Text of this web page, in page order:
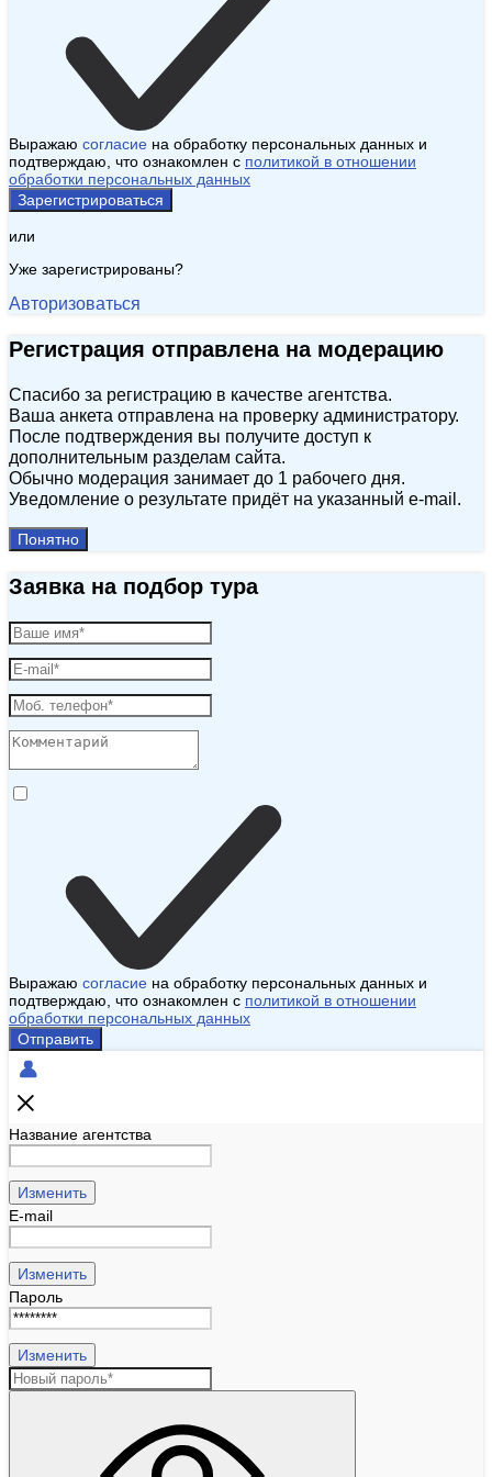
Выражаю согласие на обработку персональных данных и
подтверждаю, что ознакомлен с политикой в отношении
обработки персональных данных
Зарегистрироваться
или
Уже зарегистрированы?
Авторизоваться
Регистрация отправлена на модерацию
Спасибо за регистрацию в качестве агентства.
Ваша анкета отправлена на проверку администратору.
После подтверждения вы получите доступ к
дополнительным разделам сайта.
Обычно модерация занимает до 1 рабочего дня.
Уведомление о результате придёт на указанный e‑mail.
Понятно
Заявка на подбор тура
Выражаю согласие на обработку персональных данных и
подтверждаю, что ознакомлен с политикой в отношении
обработки персональных данных
Отправить
Название агентства
Изменить
E-mail
Изменить
Пароль
Изменить